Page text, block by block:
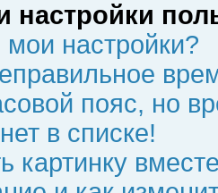
настройки
мои настройки?
пояс, но
в списке!
картинку